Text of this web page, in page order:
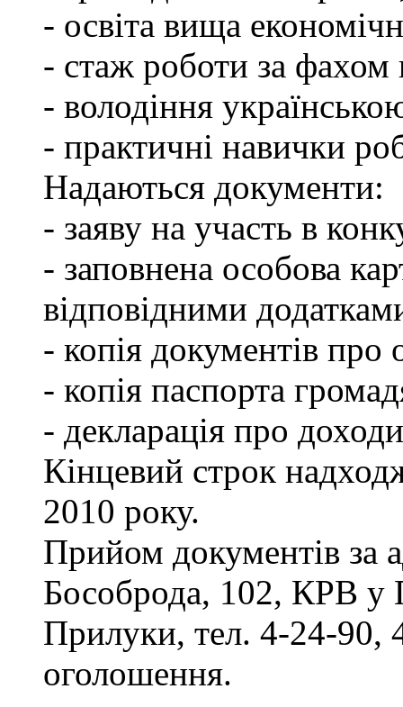
- освіта вища
- стаж роботи за
- володіння
- практичні навички
Надаються документи:
- заяву на участь в
- заповнена особова
відповідними
- копія документів про
- копія паспорта
- декларація про
Кінцевий строк
2010 року.
Прийом документів за
Бособрода, 102, КРВ у
Прилуки, тел. 4-24-90,
оголошення.